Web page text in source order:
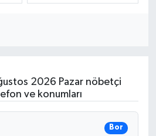
2026 Pazar nöbetçi
ve konumları
Bor